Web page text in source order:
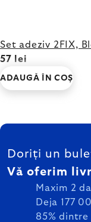
Set adeziv 2FIX,
57 lei
ADAUGĂ ÎN COŞ
SUBSOL
Doriți un
Vă oferim
Maxim 2
Deja 177
85%